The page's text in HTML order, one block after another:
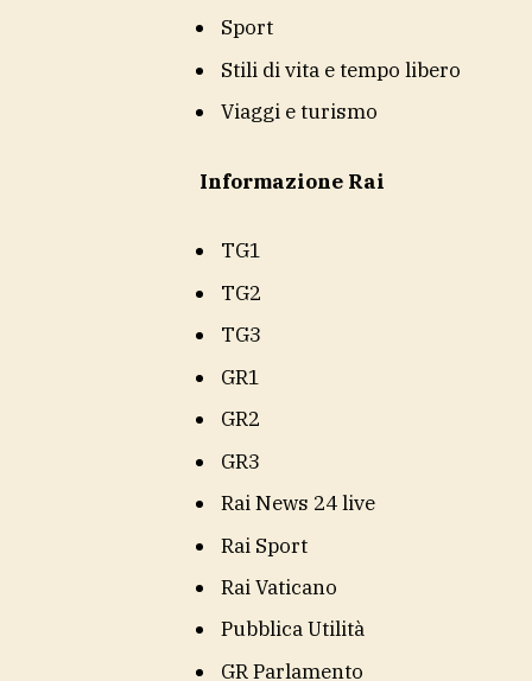
Sport
Stili di vita e tempo libero
Viaggi e turismo
Informazione Rai
TG1
TG2
TG3
GR1
GR2
GR3
Rai News 24 live
Rai Sport
Rai Vaticano
Pubblica Utilità
GR Parlamento